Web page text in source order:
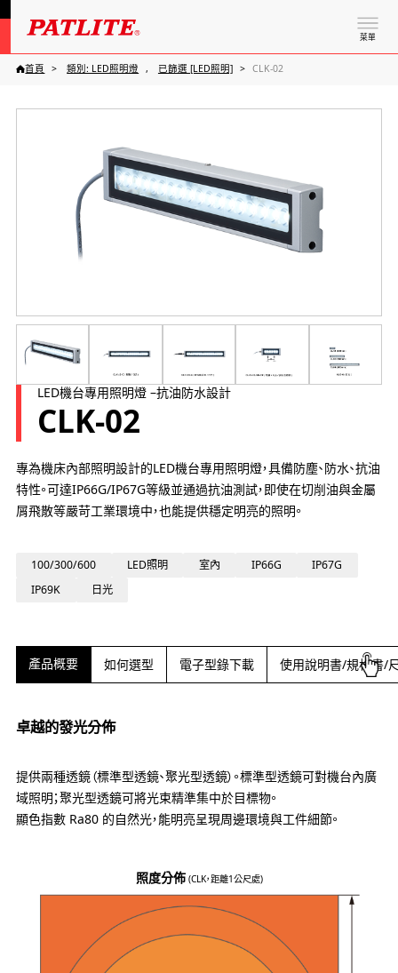
菜單
首頁 類別: LED照明燈 已篩選 [LED照明] CLK-02
LED機台專用照明燈 –抗油防水設計
CLK-02
專為機床內部照明設計的LED機台專用照明燈，具備防塵、防水、抗油
特性。可達IP66G/IP67G等級並通過抗油測試，即使在切削油與金屬
屑飛散等嚴苛工業環境中，也能提供穩定明亮的照明。
100/300/600 LED照明 室內 IP66G
IP67G
IP69K
日光
產品概要 如何選型 電子型錄下載 使用說明書/規格書/
卓越的發光分佈
提供兩種透鏡（標準型透鏡、聚光型透鏡）。標準型透鏡可對機台內廣
域照明；聚光型透鏡可將光束精準集中於目標物。
顯色指數 Ra80 的自然光，能明亮呈現周邊環境與工件細節。
照度分佈(CLK，距離1公尺處)